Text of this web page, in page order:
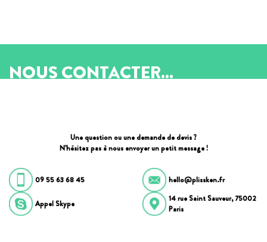
NOUS CONTACTER...
Une question ou une demande de devis ?
N’hésitez pas à nous envoyer un petit message !
09 55 63 68 45 hello@plissken.fr
Appel Skype
14 rue Saint Sauveur, 75002
Paris